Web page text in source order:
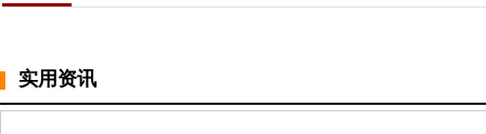
实用资讯